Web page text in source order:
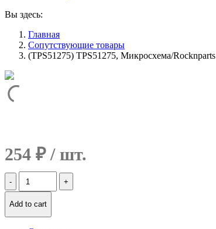
Вы здесь:
Главная
Сопутствующие товары
(TPS51275) TPS51275, Микросхема/Rocknparts
254 ₽
Количество
(TPS51275)
Микросхема/Rocknparts
Add to cart